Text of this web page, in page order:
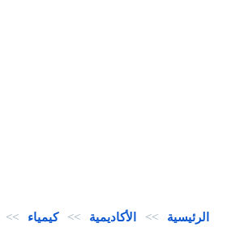
الرئيسية >> الأكاديمية >> كيمياء >>